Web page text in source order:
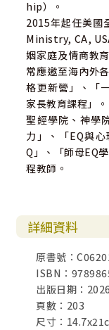
hip）。
2015年起任美
Ministry, CA,
姻家庭及情商教
常應邀至海內外
格更新營」、「
家長教育課程」。
聖經學院、神學
力」、「EQ與
Q」、「師母EQ
程教師。
詳細資料
原書號：
ISBN：
出版日期：
頁數：203
尺寸：